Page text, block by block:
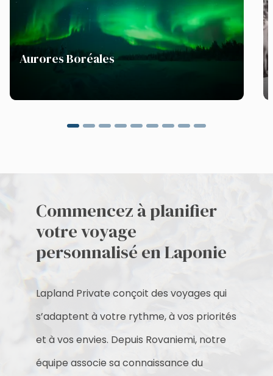
Aurores Boréales
Commencez à planifier
votre voyage
personnalisé en Laponie
Lapland Private conçoit des voyages qui
s’adaptent à votre rythme, à vos priorités
et à vos envies. Depuis Rovaniemi, notre
équipe associe sa connaissance du